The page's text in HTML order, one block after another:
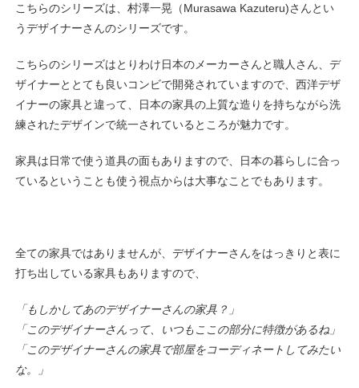
こちらのシリーズは、村澤一晃（Murasawa Kazuteru)さんとい
うデザイナーさんのシリーズです。
こちらのシリーズはとりわけ日本のメーカーさんと職人さん、デ
ザイナーととても良いコンビで開発されていますので、西洋デザ
イナーの家具と違って、日本の家具の上質な造りを持ちながら洗
練されたデザインで統一されているところが魅力です。
家具は日常で使う道具の面もありますので、日本の暮らしに合っ
ているということも使う視点からは大事なことでもあります。
全ての家具ではありませんが、デザイナーさんをはっきりと表に
打ち出している家具もありますので、
「もしかしてあのデザイナーさんの家具？」
「このデザイナーさんって、いつもここの部分に特徴があるね」
「このデザイナーさんの家具で部屋をコーディネートしてみたい
な。」